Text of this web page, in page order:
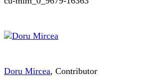
Doru Mircea, Contributor